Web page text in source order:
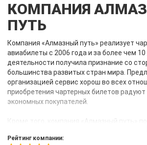
КОМПАНИЯ
ПУТЬ
Компания «Алмазный путь» реализует
авиабилеты с 2006 года и за более чем
деятельности получила признание со
большинства развитых стран мира.
организацией сервис хорош во всех
приобретения чартерных билетов
экономных покупателей.
Кроме того, компания «Алмазный путь»
развивается, благодаря чему
обслуживания для всех категорий
Рейтинг компании: